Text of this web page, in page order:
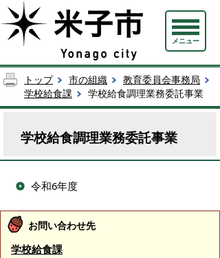
メニュー
トップ 市の組織
教育委員会事務局
学校給食課
学校給食調理業務委託事業
学校給食調理業務委託事業
令和6年度
お問い合わせ先
学校給食課